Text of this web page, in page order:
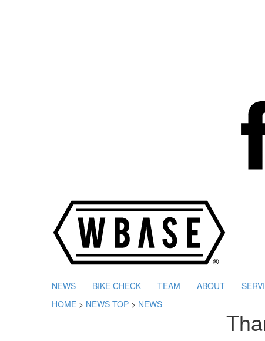
NEWS BIKE CHECK TEAM ABOUT
HOME > NEWS TOP > NEWS